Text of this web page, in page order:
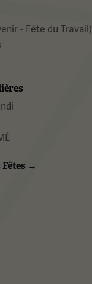
- Fête du Travail)
→